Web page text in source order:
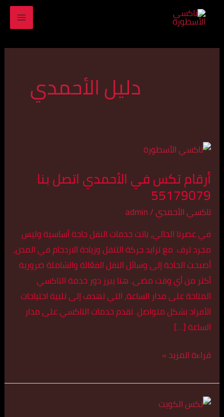
تخطي
دليل الأحمدي
أرقام تكس في الأحمدي اتصل بنا
55179079
تاكسي الأحمدي/
admin
في عصرنا الحالي، باتت خدمات النقل حاجة أساسية وليس
مجرد ترف. مع تزايد حركة التنقل وزيادة الازدحام في المدن،
أصبحت الحاجة إلى وسائل النقل الفعّالة والشاملة ضرورية
أكثر من أي وقت مضى. هنا يبرز دور خدمة التاكسي
المتاحة على مدار الساعة، التي تهدف إلى تلبية احتياجات
الأفراد بشكل متواصل. تقدم خدمات التاكسي على مدار
الساعة […]
أرقام
في
الأحمدي
اتصل
55179079
قراءة المزيد »
افخم